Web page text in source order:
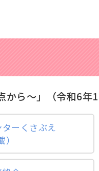
から～」（令和6年
ーくさぶえ